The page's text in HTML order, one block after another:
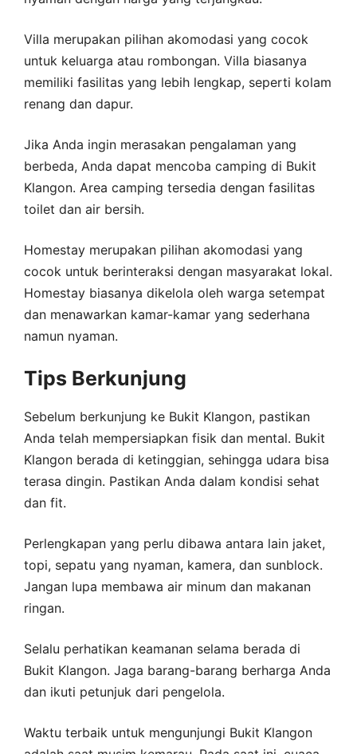
Villa merupakan pilihan akomodasi yang cocok
untuk keluarga atau rombongan. Villa biasanya
memiliki fasilitas yang lebih lengkap, seperti kolam
renang dan dapur.
Jika Anda ingin merasakan pengalaman yang
berbeda, Anda dapat mencoba camping di Bukit
Klangon. Area camping tersedia dengan fasilitas
toilet dan air bersih.
Homestay merupakan pilihan akomodasi yang
cocok untuk berinteraksi dengan masyarakat lokal.
Homestay biasanya dikelola oleh warga setempat
dan menawarkan kamar-kamar yang sederhana
namun nyaman.
Tips Berkunjung
Sebelum berkunjung ke Bukit Klangon, pastikan
Anda telah mempersiapkan fisik dan mental. Bukit
Klangon berada di ketinggian, sehingga udara bisa
terasa dingin. Pastikan Anda dalam kondisi sehat
dan fit.
Perlengkapan yang perlu dibawa antara lain jaket,
topi, sepatu yang nyaman, kamera, dan sunblock.
Jangan lupa membawa air minum dan makanan
ringan.
Selalu perhatikan keamanan selama berada di
Bukit Klangon. Jaga barang-barang berharga Anda
dan ikuti petunjuk dari pengelola.
Waktu terbaik untuk mengunjungi Bukit Klangon